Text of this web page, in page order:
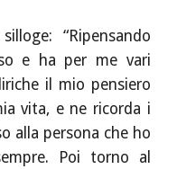
silloge: “Ripensando
e ha per me vari
il mio pensiero
vita, e ne ricorda i
alla persona che ho
Poi torno al